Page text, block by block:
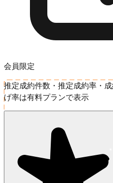
会員限定
推定成約件数・推定成約率・
げ率は有料プランで表示